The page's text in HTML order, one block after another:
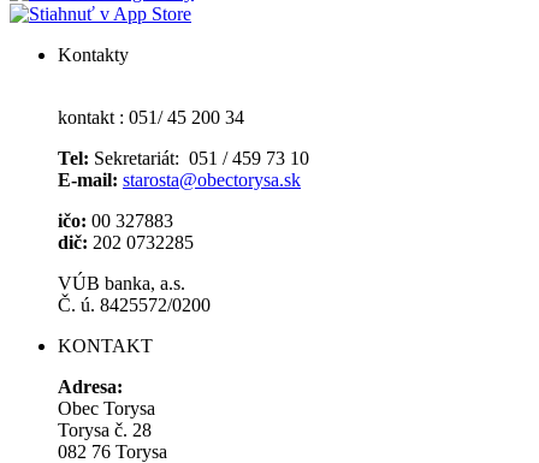
Kontakty
kontakt : 051/ 45 200 34
Tel: Sekretariát: 051 / 459 73 10
E-mail: starosta@obectorysa.sk
ičo: 00 327883
dič: 202 0732285
VÚB banka, a.s.
Č. ú. 8425572/0200
KONTAKT
Adresa:
Obec Torysa
Torysa č. 28
082 76 Torysa